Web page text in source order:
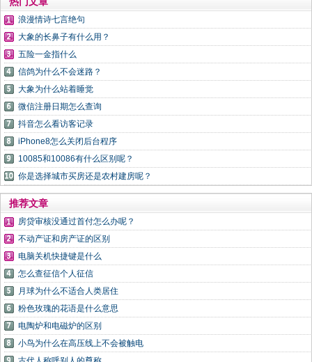
浪漫情诗七言绝句
大象的长鼻子有什么用？
五险一金指什么
信鸽为什么不会迷路？
大象为什么站着睡觉
微信注册日期怎么查询
抖音怎么看访客记录
iPhone8怎么关闭后台程序
10085和10086有什么区别呢？
你是选择城市买房还是农村建房呢？
推荐文章
房贷审核没通过首付怎么办呢？
不动产证和房产证的区别
电脑关机快捷键是什么
怎么查征信个人征信
月球为什么不适合人类居住
粉色玫瑰的花语是什么意思
电陶炉和电磁炉的区别
小鸟为什么在高压线上不会被触电